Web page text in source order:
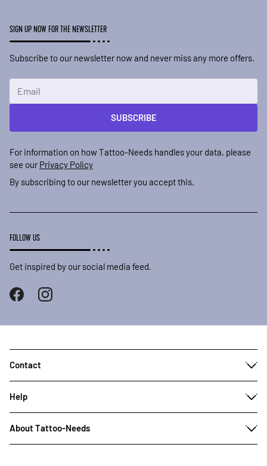
SIGN UP NOW FOR THE NEWSLETTER
Subscribe to our newsletter now and never miss any more offers.
SUBSCRIBE
For information on how Tattoo-Needs handles your data, please
see our Privacy Policy
By subscribing to our newsletter you accept this.
FOLLOW US
Get inspired by our social media feed.
Contact
Help
About Tattoo-Needs